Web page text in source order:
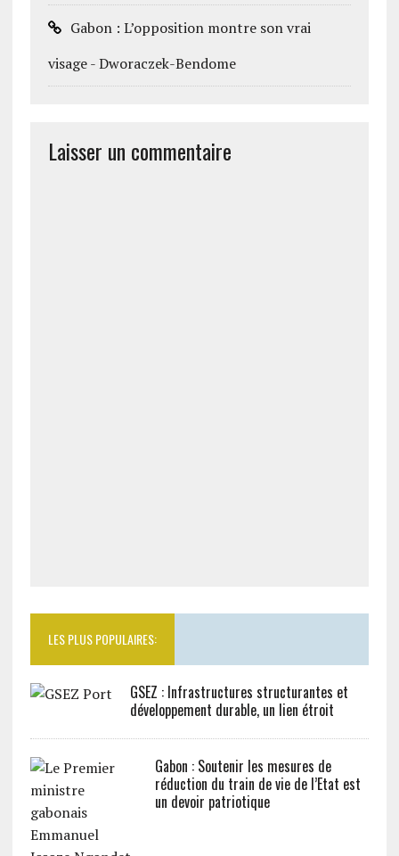
Gabon : L’opposition montre son vrai
visage - Dworaczek-Bendome
Laisser un commentaire
LES PLUS POPULAIRES:
GSEZ : Infrastructures structurantes et
développement durable, un lien étroit
Gabon : Soutenir les mesures de
réduction du train de vie de l’Etat est
un devoir patriotique